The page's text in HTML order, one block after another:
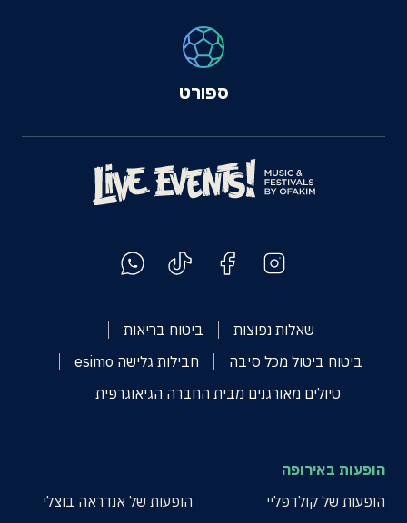
ספורט
שאלות נפוצות
ביטוח בריאות
ביטוח ביטול מכל סיבה
חבילות גלישה esimo
טיולים מאורגנים מבית החברה הגיאוגרפית
הופעות באירופה
הופעות של קולדפליי
הופעות של אנדראה בוצלי